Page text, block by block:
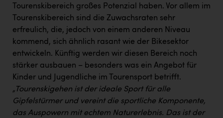
Tourenskibereich großes Potenzial haben. Vor allem im
Tourenskibereich sind die Zuwachsraten sehr
erfreulich, die, jedoch von einem anderen Niveau
kommend, sich ähnlich rasant wie der Bikesektor
entwickeln. Künftig werden wir diesen Bereich noch
stärker ausbauen – besonders was ein Angebot für
Kinder und Jugendliche im Tourensport betrifft.
„Tourenskigehen ist der ideale Sport für alle
Gipfelstürmer und vereint die sportliche Komponente,
das Auspowern mit echtem Naturerlebnis. Das ist der